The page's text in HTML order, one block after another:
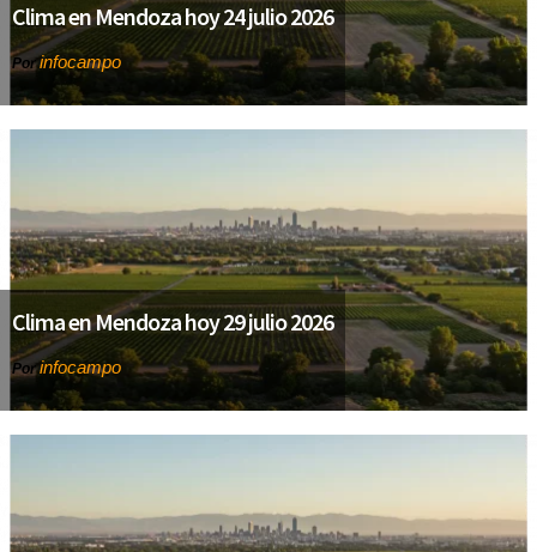
Clima en Mendoza hoy 24 julio 2026
Porinfocampo
Clima en Mendoza hoy 29 julio 2026
Porinfocampo